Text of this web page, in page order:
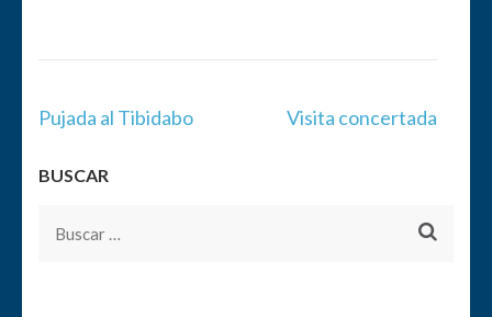
Navegación
entradas
Pujada al Tibidabo Visita concertada
BUSCAR
Buscar: